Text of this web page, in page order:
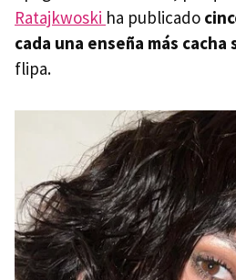
Ratajkwoski ha publicado
cada una enseña más cacha
flipa.